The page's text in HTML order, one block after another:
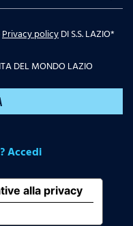
Privacy policyDI S.S. LAZIO*
DEL MONDO LAZIO
Accedi
alla privacy